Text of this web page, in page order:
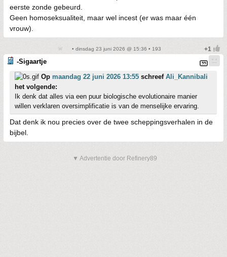
eerste zonde gebeurd.
Geen homoseksualiteit, maar wel incest (er was maar één
vrouw).
• dinsdag 23 juni 2026 @ 15:36 • 193
-Sigaartje
Op maandag 22 juni 2026 13:55 schreef Ali_Kannibali
het volgende:
Ik denk dat alles via een puur biologische evolutionaire manier
willen verklaren oversimplificatie is van de menselijke ervaring.
Dat denk ik nou precies over de twee scheppingsverhalen in de
bijbel.
▼ Advertentie door Refinery89